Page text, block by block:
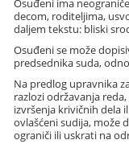
Osuđeni ima
decom, roditeljima,
daljem tekstu: bliski
Osuđeni se može
predsednika suda,
Na predlog upravnika
razlozi održavanja
izvršenja krivičnih dela
ovlašćeni sudija, može
ograniči ili uskrati na